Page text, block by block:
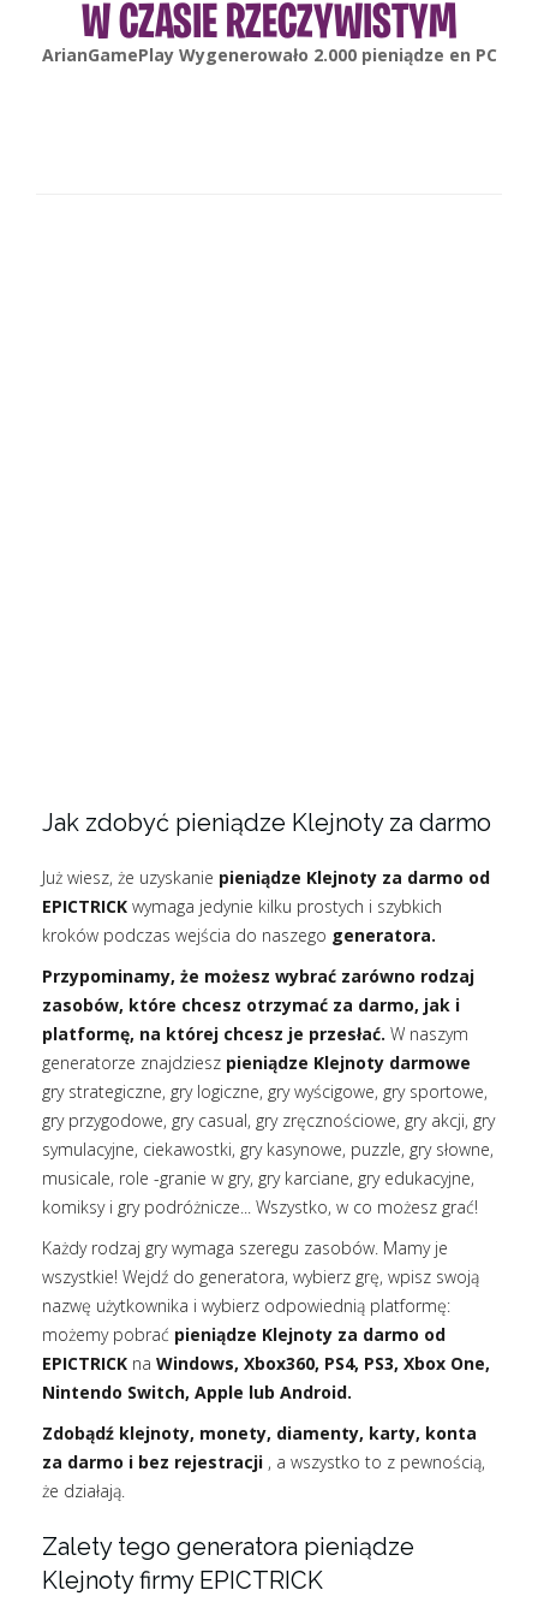
W CZASIE RZECZYWISTYM
ArianGamePlayWygenerowało 2.000pieniądze en PC
Jak zdobyć pieniądze Klejnoty za darmo
Już wiesz, że uzyskanie pieniądze Klejnoty za darmo od
EPICTRICK wymaga jedynie kilku prostych i szybkich
kroków podczas wejścia do naszego generatora.
Przypominamy, że możesz wybrać zarówno rodzaj
zasobów, które chcesz otrzymać za darmo, jak i
platformę, na której chcesz je przesłać. W naszym
generatorze znajdziesz pieniądze Klejnoty darmowe
gry strategiczne, gry logiczne, gry wyścigowe, gry sportowe,
gry przygodowe, gry casual, gry zręcznościowe, gry akcji, gry
symulacyjne, ciekawostki, gry kasynowe, puzzle, gry słowne,
musicale, role -granie w gry, gry karciane, gry edukacyjne,
komiksy i gry podróżnicze... Wszystko, w co możesz grać!
Każdy rodzaj gry wymaga szeregu zasobów. Mamy je
wszystkie! Wejdź do generatora, wybierz grę, wpisz swoją
nazwę użytkownika i wybierz odpowiednią platformę:
możemy pobrać pieniądze Klejnoty za darmo od
EPICTRICK na Windows, Xbox360, PS4, PS3, Xbox One,
Nintendo Switch, Apple lub Android.
Zdobądź klejnoty, monety, diamenty, karty, konta
za darmo i bez rejestracji , a wszystko to z pewnością,
że działają.
Zalety tego generatora pieniądze
Klejnoty firmy EPICTRICK